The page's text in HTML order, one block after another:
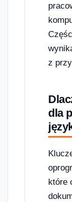
z
dla
które